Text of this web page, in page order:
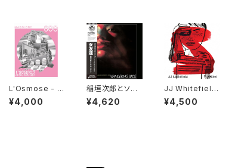
L'Osmose - M
aggiore 800
"LP"
¥4,000
稲垣次郎とソウ
ル・メディア - W
andering Bird
¥4,620
JJ Whitefield
- Puzzled "L
P"
¥4,500